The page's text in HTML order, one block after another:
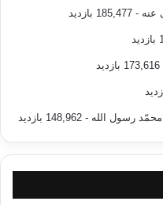
عنه - 185,477 بازدید
رسول الله - 148,962 بازدید